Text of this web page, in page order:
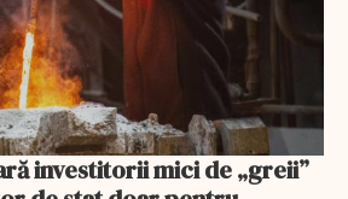
investitorii mici de „greii”